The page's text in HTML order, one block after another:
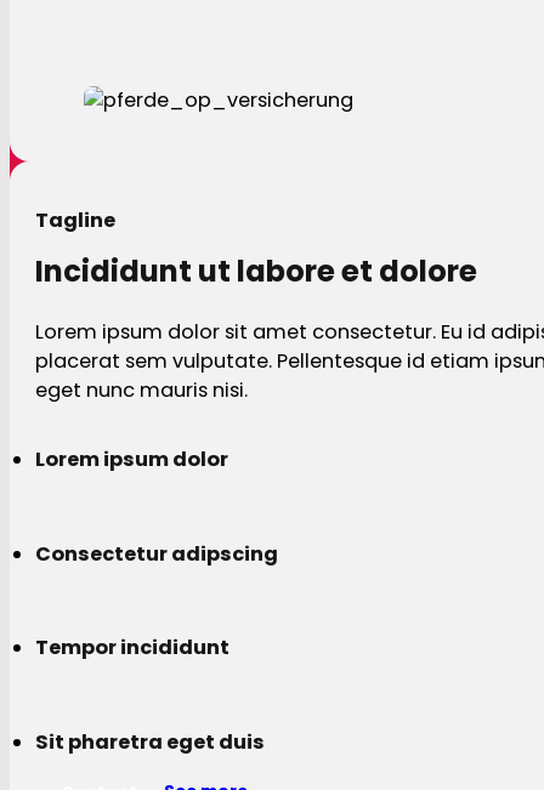
Tagline
Incididunt ut labore et dolore
Lorem ipsum dolor sit amet consectetur. Eu id
placerat sem vulputate. Pellentesque id etiam
eget nunc mauris nisi.
Lorem ipsum dolor
Consectetur adipscing
Tempor incididunt
Sit pharetra eget duis